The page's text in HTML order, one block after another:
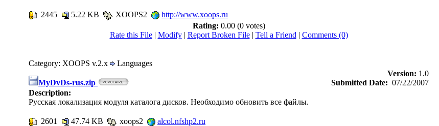
2445 5.22 KB XOOPS2
http://www.xoops.ru
Rating: 0.00 (0 votes)
Rate this File| Modify| Report Broken File| Tell a Friend | Comments (0)
Category: XOOPS v.2.x Languages
MyDvDs-rus.zip
Version: 1.0
Submitted Date: 07/22/2007
Description:
Русская локализация модуля каталога дисков. Необходимо обновить все файлы.
2601 47.74 KB xoops2
alcol.nfshp2.ru